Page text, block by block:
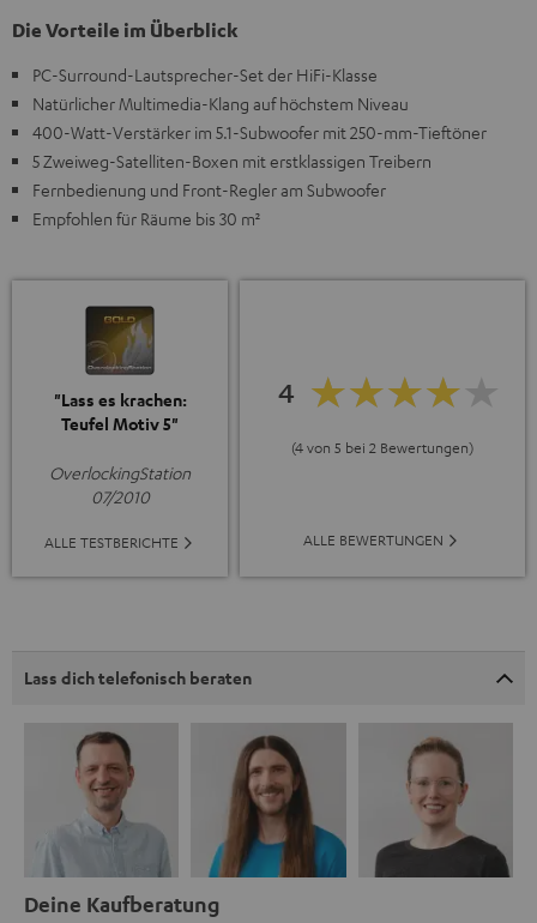
Die Vorteile im Überblick
PC-Surround-Lautsprecher-Set der HiFi-Klasse
Natürlicher Multimedia-Klang auf höchstem Niveau
400-Watt-Verstärker im 5.1-Subwoofer mit 250-mm-Tieftöner
5 Zweiweg-Satelliten-Boxen mit erstklassigen Treibern
Fernbedienung und Front-Regler am Subwoofer
Empfohlen für Räume bis 30 m²
"Lass es krachen:
Teufel Motiv 5"
OverlockingStation
07/2010
ALLE TESTBERICHTE
4
(4 von 5 bei 2 Bewertungen)
ALLE BEWERTUNGEN
Lass dich telefonisch beraten
Deine Kaufberatung